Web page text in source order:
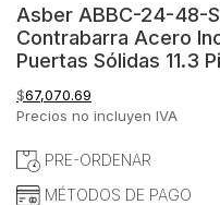
Asber ABBC-24-48-
Contrabarra Acero
Puertas Sólidas 11.3
$67,070.69
Precios no incluyen IVA
PRE-ORDENAR
MÉTODOS DE PAGO